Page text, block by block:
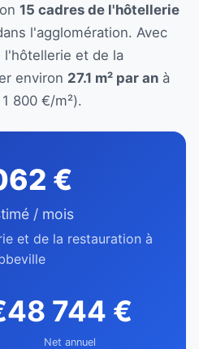
15 cadres de l'hôtellerie
l'agglomération. Avec
l'hôtellerie et de la
environ 27.1 m² par an à
800 €/m²).
€
/ mois
et de la restauration à
48 744 €
Net annuel